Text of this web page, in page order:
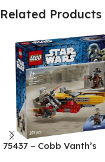
Related Products
75437 – Cobb Vanth’s